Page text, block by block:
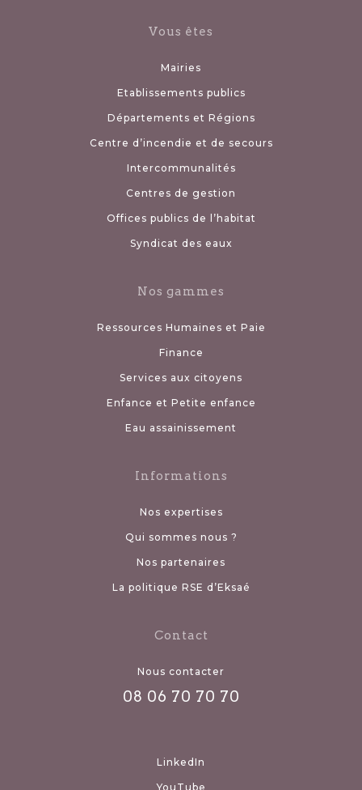
Vous êtes
Mairies
Etablissements publics
Départements et Régions
Centre d’incendie et de secours
Intercommunalités
Centres de gestion
Offices publics de l’habitat
Syndicat des eaux
Nos gammes
Ressources Humaines et Paie
Finance
Services aux citoyens
Enfance et Petite enfance
Eau assainissement
Informations
Nos expertises
Qui sommes nous ?
Nos partenaires
La politique RSE d’Eksaé
Contact
Nous contacter
08 06 70 70 70
LinkedIn
YouTube